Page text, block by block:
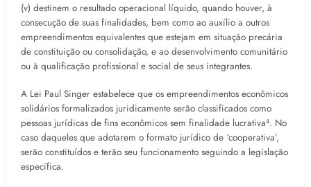
(v) destinem o resultado operacional líquido, quando houver, à
consecução de suas finalidades, bem como ao auxílio a outros
empreendimentos equivalentes que estejam em situação precária
de constituição ou consolidação, e ao desenvolvimento comunitário
ou à qualificação profissional e social de seus integrantes.
A Lei Paul Singer estabelece que os empreendimentos econômicos
solidários formalizados juridicamente serão classificados como
pessoas jurídicas de fins econômicos sem finalidade lucrativa⁴. No
caso daqueles que adotarem o formato jurídico de ‘cooperativa’,
serão constituídos e terão seu funcionamento seguindo a legislação
específica.